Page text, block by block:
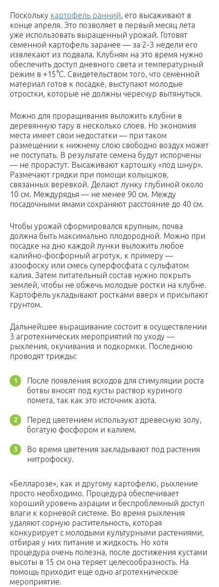
Поскольку картофель ранний, его высаживают в
конце апреля. Это позволяет в первый месяц лета
уже использовать выращенный урожай. Готовят
семенной картофель заранее — за 2-3 недели его
извлекают из подвала. Клубням на это время нужно
обеспечить доступ дневного света и температурный
режим в +15°C. Свидетельством того, что семенной
материал готов к посадке, выступают молодые
отростки, которые не должны чересчур вытянуться.
Можно для проращивания выложить клубни в
деревянную тару в несколько слоев. Но экономия
места имеет свои недостатки — при таком
размещении к нижнему слою свободно воздух может
не поступать. В результате семена будут испорчены
— не прорастут. Высаживают картошку «под шнур».
Размечают грядки при помощи колышков,
связанных веревкой. Делают лунку глубиной около
10 см. Междурядья — не менее 90 см. Между
посадочными ямами сохраняют расстояние до 40 см.
Чтобы урожай сформировался крупным, почва
должна быть максимально плодородной. Можно при
посадке на дно каждой лунки выложить любое
калийно-фосфорный агротук, к примеру —
азоофоску или смесь суперфосфата с сульфатом
калия. Затем питательный состав нужно покрыть
землей, чтобы не обжечь молодые ростки на клубне.
Картофель укладывают ростками вверх и присыпают
грунтом.
Дальнейшее выращивание состоит в осуществлении
3 агротехнических мероприятий по уходу —
рыхления, окучивания и подкормки. Последнюю
проводят трижды:
После появления всходов для стимуляции роста
ботвы вносят под кусты раствор куриного
помета, так как это источник азота.
Перед цветением используют древесную золу,
богатую фосфором и калием.
Во время цветения закладывают под растения
нитрофоску.
«Белларозе», как и другому картофелю, рыхление
просто необходимо. Процедура обеспечивает
хороший уровень аэрации и беспроблемный доступ
влаги к корневой системе. Во время рыхления
удаляют сорную растительность, которая
конкурирует с молодыми культурными растениями,
отбирая у них питание и жидкость. Но хотя
процедура очень полезна, после достижения кустами
высоты в 15 см она теряет целесообразность. На
помощь приходит еще одно агротехническое
мероприятие.